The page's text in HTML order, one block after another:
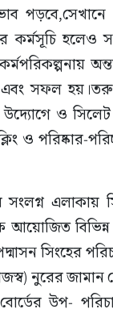
কর্মসূচি
সফল
ও
পরিষ্কার-
সংলগ্ন
বিভিন্ন
সিংহের
নুরের জামান
উপ-